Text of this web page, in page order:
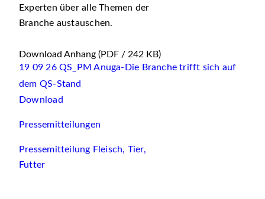
Experten über alle Themen der
Branche austauschen.
Download Anhang (PDF / 242 KB)
19 09 26 QS_PM Anuga-Die Branche trifft sich auf
dem QS-Stand
Download
Pressemitteilungen
Pressemitteilung Fleisch, Tier,
Futter